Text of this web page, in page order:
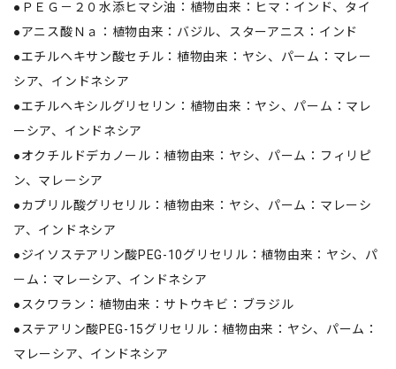
●ＰＥＧ－２０水添ヒマシ油：植物由来：ヒマ：インド、タイ
●アニス酸Ｎａ：植物由来：バジル、スターアニス：インド
●エチルヘキサン酸セチル：植物由来：ヤシ、パーム：マレー
シア、インドネシア
●エチルヘキシルグリセリン：植物由来：ヤシ、パーム：マレ
ーシア、インドネシア
●オクチルドデカノール：植物由来：ヤシ、パーム：フィリピ
ン、マレーシア
●カプリル酸グリセリル：植物由来：ヤシ、パーム：マレーシ
ア、インドネシア
●ジイソステアリン酸PEG-10グリセリル：植物由来：ヤシ、パ
ーム：マレーシア、インドネシア
●スクワラン：植物由来：サトウキビ：ブラジル
●ステアリン酸PEG-15グリセリル：植物由来：ヤシ、パーム：
マレーシア、インドネシア